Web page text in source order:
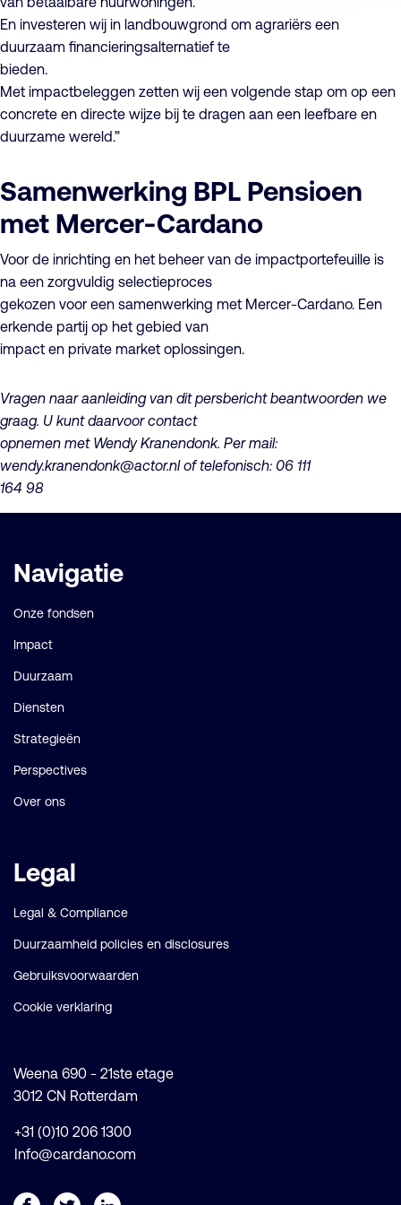
En investeren wij in landbouwgrond om agrariërs een
duurzaam financieringsalternatief te
bieden.
Met impactbeleggen zetten wij een volgende stap om op een
concrete en directe wijze bij te dragen aan een leefbare en
duurzame wereld.”
Samenwerking BPL Pensioen
met Mercer-Cardano
Voor de inrichting en het beheer van de impactportefeuille is
na een zorgvuldig selectieproces
gekozen voor een samenwerking met Mercer-Cardano. Een
erkende partij op het gebied van
impact en private market oplossingen.
Vragen naar aanleiding van dit persbericht beantwoorden we
graag. U kunt daarvoor contact
opnemen met Wendy Kranendonk. Per mail:
wendy.kranendonk@actor.nl of telefonisch: 06 111
164 98
Belangrijke
links
Navigatie
Onze fondsen
Impact
Duurzaam
Diensten
Strategieën
Perspectives
Over ons
Legal
Legal & Compliance
Duurzaamheid policies en disclosures
Gebruiksvoorwaarden
Cookie verklaring
Weena 690 - 21ste etage
3012 CN Rotterdam
+31 (0)10 206 1300
Info@cardano.com